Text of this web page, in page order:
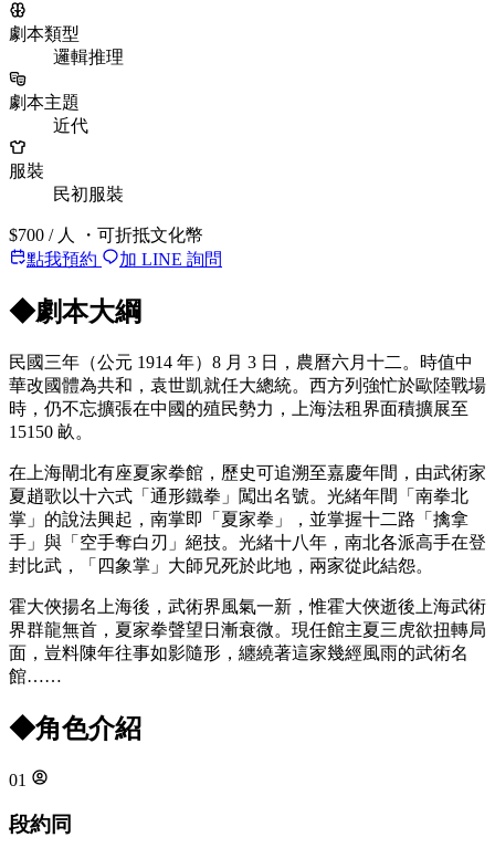
劇本類型
邏輯推理
劇本主題
近代
服裝
民初服裝
$700 / 人
・可折抵文化幣
點我預約
加 LINE 詢問
◆劇本大綱
民國三年（公元 1914 年）8 月 3 日，農曆六月十二。時值中
華改國體為共和，袁世凱就任大總統。西方列強忙於歐陸戰場
時，仍不忘擴張在中國的殖民勢力，上海法租界面積擴展至
15150 畝。
在上海閘北有座夏家拳館，歷史可追溯至嘉慶年間，由武術家
夏趙歌以十六式「通形鐵拳」闖出名號。光緒年間「南拳北
掌」的說法興起，南掌即「夏家拳」，並掌握十二路「擒拿
手」與「空手奪白刃」絕技。光緒十八年，南北各派高手在登
封比武，「四象掌」大師兄死於此地，兩家從此結怨。
霍大俠揚名上海後，武術界風氣一新，惟霍大俠逝後上海武術
界群龍無首，夏家拳聲望日漸衰微。現任館主夏三虎欲扭轉局
面，豈料陳年往事如影隨形，纏繞著這家幾經風雨的武術名
館……
◆角色介紹
01
段約同